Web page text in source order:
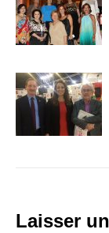
Laisser